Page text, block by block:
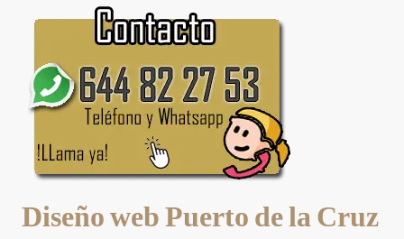
Diseño web Puerto de la Cruz